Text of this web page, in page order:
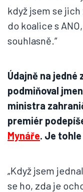
když jsem se
do koalice s
souhlasně.“
Údajně na
podmiňoval
ministra
premiér
Mynáře. Je
„Když jsem
se ho, zda je